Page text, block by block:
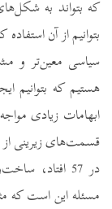
که بتواند به
بتوانیم از آن
سیاسی معین‌تر و
هستیم که بتوانیم
ابهامات زیادی
قسمت‌های زیرینی از
در 57 افتاد،
مسئله این است که